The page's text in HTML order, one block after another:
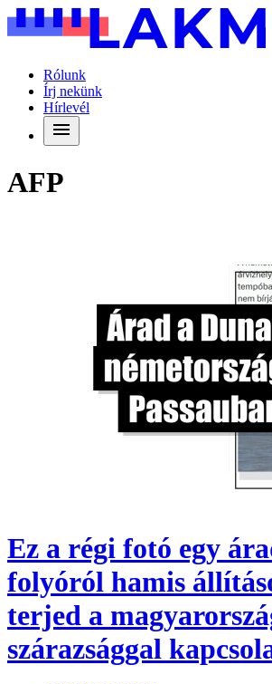
Rólunk
Írj nekünk
Hírlevél
AFP
Ez a régi fotó egy
folyóról hamis
terjed a
szárazsággal